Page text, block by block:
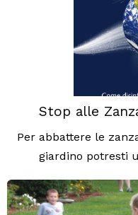
Stop alle
Per abbattere le
giardino potresti